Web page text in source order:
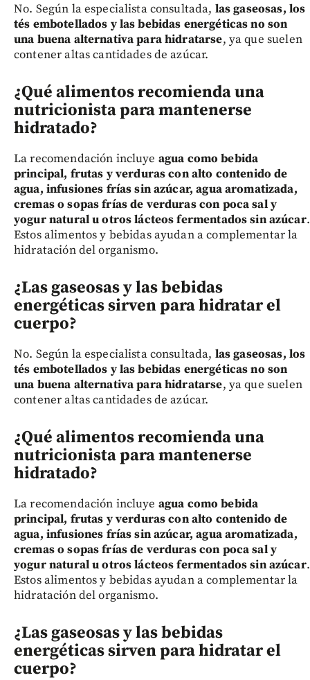
No. Según la especialista consultada, las gaseosas, los
tés embotellados y las bebidas energéticas no son
una buena alternativa para hidratarse, ya que suelen
contener altas cantidades de azúcar.
¿Qué alimentos recomienda una
nutricionista para mantenerse
hidratado?
La recomendación incluye agua como bebida
principal, frutas y verduras con alto contenido de
agua, infusiones frías sin azúcar, agua aromatizada,
cremas o sopas frías de verduras con poca sal y
yogur natural u otros lácteos fermentados sin azúcar.
Estos alimentos y bebidas ayudan a complementar la
hidratación del organismo.
¿Las gaseosas y las bebidas
energéticas sirven para hidratar el
cuerpo?
No. Según la especialista consultada, las gaseosas, los
tés embotellados y las bebidas energéticas no son
una buena alternativa para hidratarse, ya que suelen
contener altas cantidades de azúcar.
¿Qué alimentos recomienda una
nutricionista para mantenerse
hidratado?
La recomendación incluye agua como bebida
principal, frutas y verduras con alto contenido de
agua, infusiones frías sin azúcar, agua aromatizada,
cremas o sopas frías de verduras con poca sal y
yogur natural u otros lácteos fermentados sin azúcar.
Estos alimentos y bebidas ayudan a complementar la
hidratación del organismo.
¿Las gaseosas y las bebidas
energéticas sirven para hidratar el
cuerpo?